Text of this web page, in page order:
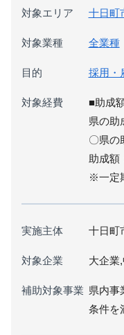
対象エリア 十日町
対象業種 全業種
目的 採用・
対象経費
■助成
県の助
〇県の
助成額
※一定
実施主体 十日町
対象企業 大企業
補助対象事業 県内事
条件を